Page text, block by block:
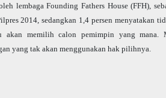
lembaga Founding Fathers House (FFH),
2014, sedangkan 1,4 persen menyatakan
memilih calon pemimpin yang mana.
yang tak akan menggunakan hak pilihnya.